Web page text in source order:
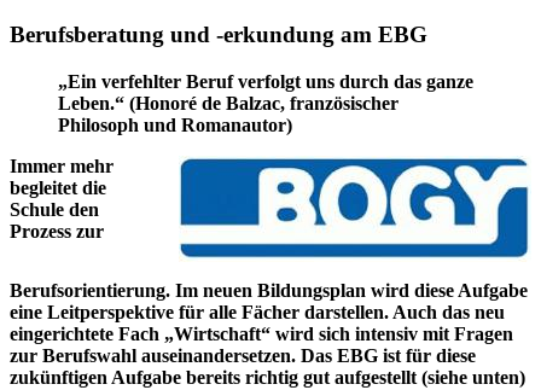
Berufsberatung und -erkundung am EBG
„Ein verfehlter Beruf verfolgt uns durch das ganze
Leben.“ (Honoré de Balzac, französischer
Philosoph und Romanautor)
Immer mehr
begleitet die
Schule den
Prozess zur
Berufsorientierung. Im neuen Bildungsplan wird diese Aufgabe
eine Leitperspektive für alle Fächer darstellen. Auch das neu
eingerichtete Fach „Wirtschaft“ wird sich intensiv mit Fragen
zur Berufswahl auseinandersetzen. Das EBG ist für diese
zukünftigen Aufgabe bereits richtig gut aufgestellt (siehe unten)